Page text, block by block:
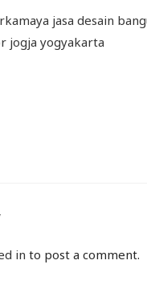
in to post a comment.